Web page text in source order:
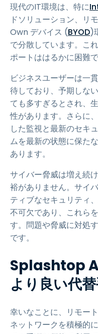
現代のIT環境は、特に
ドソリューション、リ
Own デバイス (BYOD)
で分散しています。こ
ポートははるかに困難
ビジネスユーザーは一
待しており、予期しな
ても多すぎるとされ、
性があります。さらに
した監視と最新のセキ
ムを最新の状態に保た
あります。
サイバー脅威は増え続
裕がありません。サイ
ティブなセキュリティ
不可欠であり、これら
す。問題や脅威に対処
です。
Splashtop
より良い代
幸いなことに、リモー
ネットワークを積極的